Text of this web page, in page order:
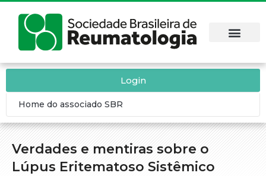
Verdades e mentiras sobre o
Lúpus Eritematoso Sistêmico
Login
Home do associado SBR